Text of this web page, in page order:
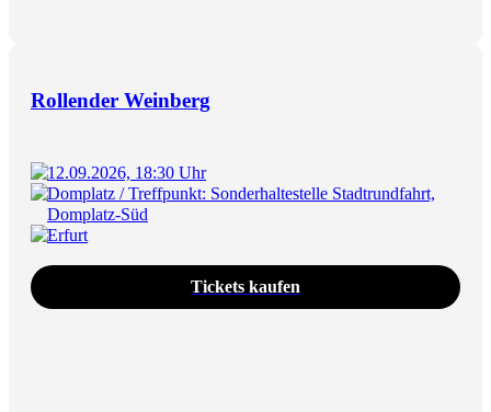
Rollender Weinberg
12.09.2026, 18:30 Uhr
Domplatz / Treffpunkt: Sonderhaltestelle Stadtrundfahrt,
Domplatz-Süd
Erfurt
Tickets kaufen